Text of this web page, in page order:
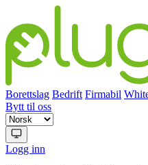
Borettslag Bedrift Firmabil
Bytt til oss
Logg inn